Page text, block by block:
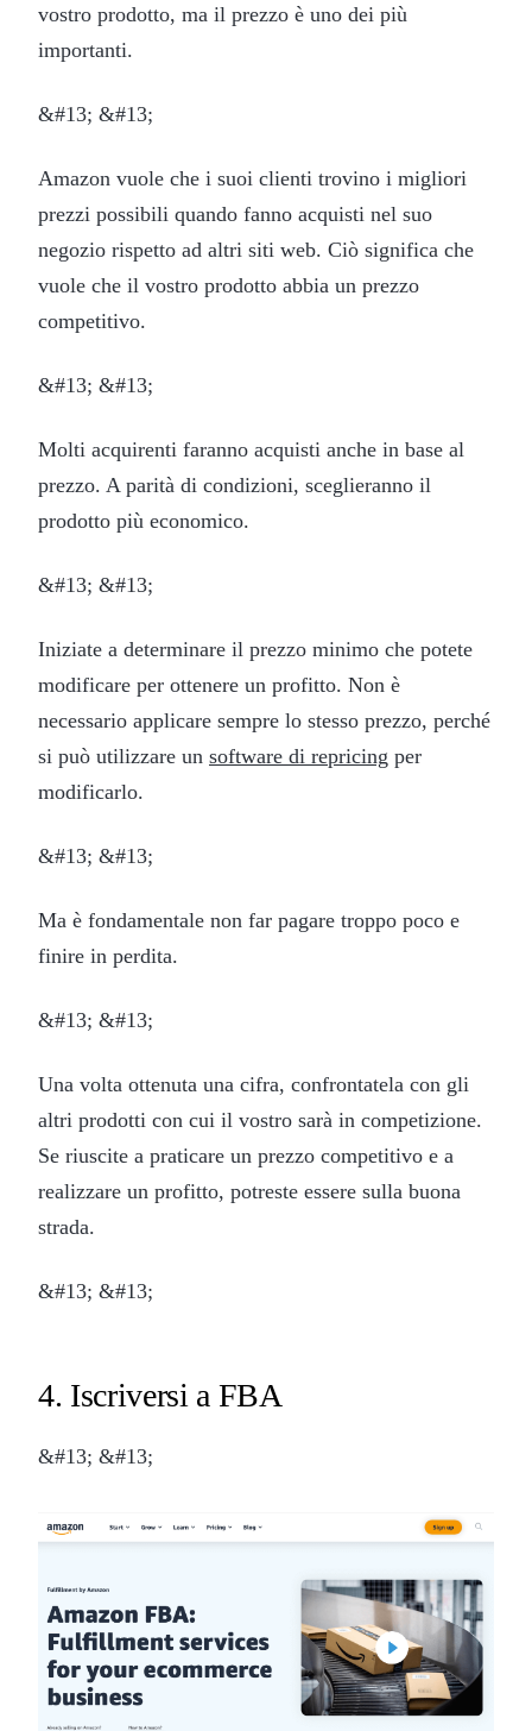
vostro prodotto, ma il prezzo è uno dei più
importanti.
&#13; &#13;
Amazon vuole che i suoi clienti trovino i migliori
prezzi possibili quando fanno acquisti nel suo
negozio rispetto ad altri siti web. Ciò significa che
vuole che il vostro prodotto abbia un prezzo
competitivo.
&#13; &#13;
Molti acquirenti faranno acquisti anche in base al
prezzo. A parità di condizioni, sceglieranno il
prodotto più economico.
&#13; &#13;
Iniziate a determinare il prezzo minimo che potete
modificare per ottenere un profitto. Non è
necessario applicare sempre lo stesso prezzo, perché
si può utilizzare un software di repricing per
modificarlo.
&#13; &#13;
Ma è fondamentale non far pagare troppo poco e
finire in perdita.
&#13; &#13;
Una volta ottenuta una cifra, confrontatela con gli
altri prodotti con cui il vostro sarà in competizione.
Se riuscite a praticare un prezzo competitivo e a
realizzare un profitto, potreste essere sulla buona
strada.
&#13; &#13;
4. Iscriversi a FBA
&#13; &#13;